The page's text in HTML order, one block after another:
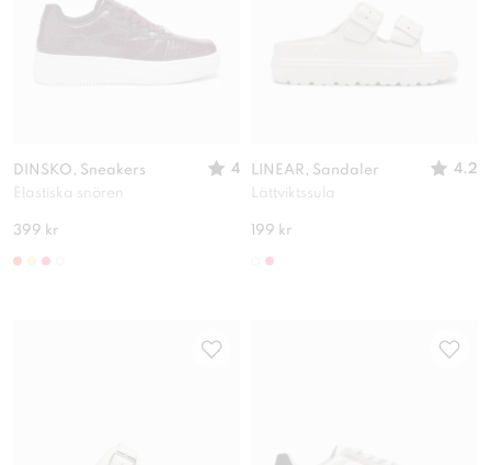
DINSKO, Sneakers
4
Elastiska snören
399 kr
LINEAR, Sandaler
4.2
Lättviktssula
199 kr